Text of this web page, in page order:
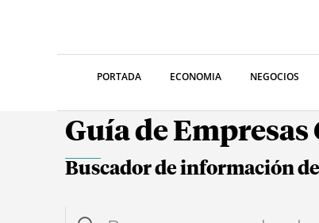
PORTADA ECONOMIA NEGOCIOS
Guía de
Buscador de información